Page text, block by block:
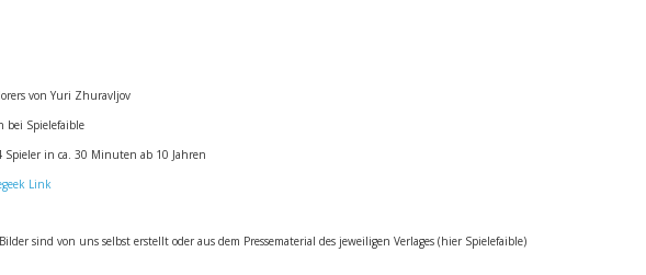
von Yuri Zhuravljov
bei Spielefaible
Spieler in ca. 30 Minuten ab 10 Jahren
Link
sind von uns selbst erstellt oder aus dem Pressematerial des jeweiligen Verlages (hier Spielefaible)